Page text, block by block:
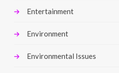
Entertainment
Environment
Environmental Issues